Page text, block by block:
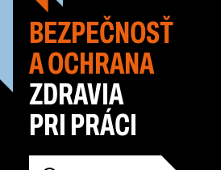
BEZPEČNOSŤ
A OCHRANA
ZDRAVIA
PRI PRÁCI